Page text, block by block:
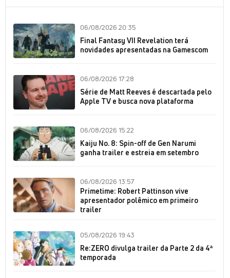
06/08/2026 20:35
Final Fantasy VII Revelation terá
novidades apresentadas na Gamescom
06/08/2026 17:28
Série de Matt Reeves é descartada pelo
Apple TV e busca nova plataforma
06/08/2026 15:22
Kaiju No. 8: Spin-off de Gen Narumi
ganha trailer e estreia em setembro
06/08/2026 13:57
Primetime: Robert Pattinson vive
apresentador polêmico em primeiro
trailer
05/08/2026 19:43
Re:ZERO divulga trailer da Parte 2 da 4ª
temporada